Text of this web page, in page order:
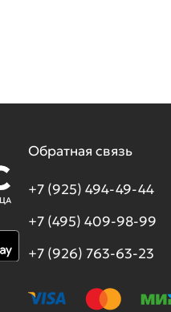
Обратная связь
+7 (925) 494-49-44
+7 (495) 409-98-99
+7 (926) 763-63-23